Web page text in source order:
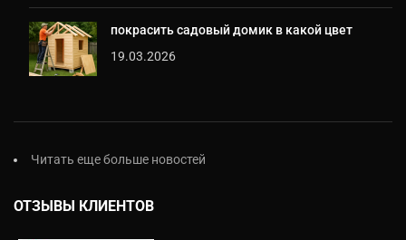
покрасить садовый домик в какой цвет
19.03.2026
Читать еще больше новостей
ОТЗЫВЫ КЛИЕНТОВ